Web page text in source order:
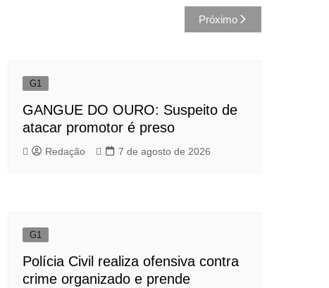
Próximo
G1
GANGUE DO OURO: Suspeito de
atacar promotor é preso
Redação 7 de agosto de 2026
G1
Polícia Civil realiza ofensiva contra
crime organizado e prende